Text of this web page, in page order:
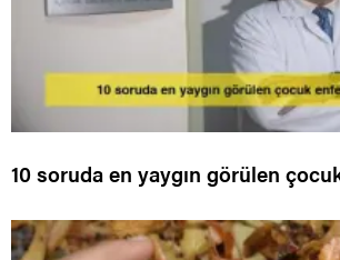
10 soruda en yaygın görülen